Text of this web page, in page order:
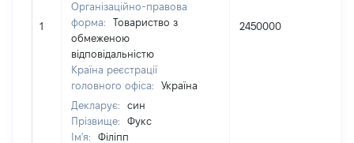
1
Організаційно-правова
форма:
Товариство з
обмеженою
відповідальністю
Країна реєстрації
головного офіса:
Україна
Декларує:
син
Прізвище:
Фукс
Ім'я:
Філіпп
2450000